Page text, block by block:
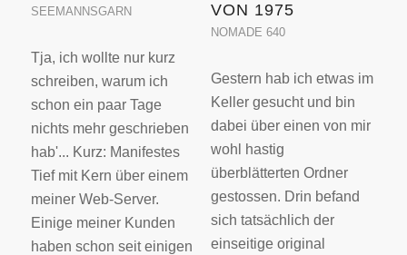
SEEMANNSGARN
Tja, ich wollte nur kurz
schreiben, warum ich
schon ein paar Tage
nichts mehr geschrieben
hab'... Kurz: Manifestes
Tief mit Kern über einem
meiner Web-Server.
Einige meiner Kunden
haben schon seit einigen
VON 1975
NOMADE 640
Gestern hab ich etwas im
Keller gesucht und bin
dabei über einen von mir
wohl hastig
überblätterten Ordner
gestossen. Drin befand
sich tatsächlich der
einseitige original